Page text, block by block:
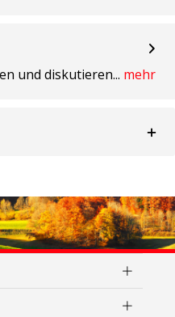
und diskutieren... mehr